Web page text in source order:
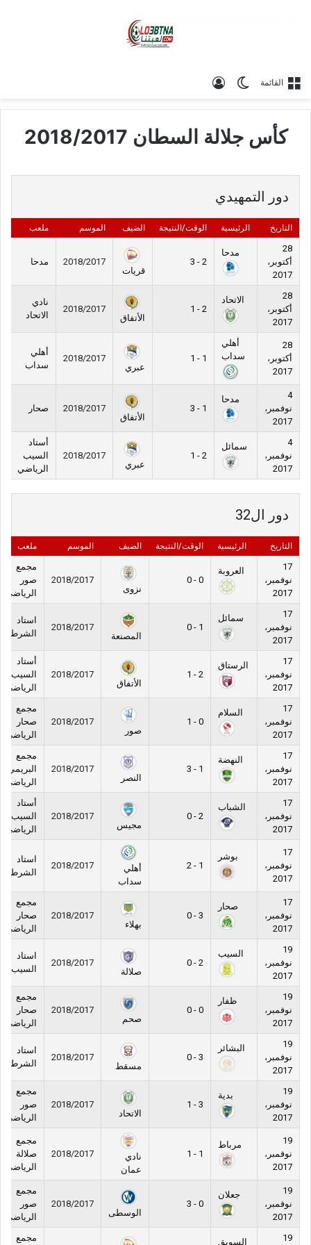
القائمة الوضع المظلم
كأس جلالة السطان 2018/2017
دور التمهيدي
التاريخ الرئيسية الوقت/النتيجة الضيف الموسم ملعب
28
أكتوبر،
2017
مدحا
2 - 3
قريات
2018/2017 مدحا
28
أكتوبر،
2017
الاتحاد
2 - 1
الأتفاق
2018/2017
نادي
الاتحاد
28
أكتوبر،
2017
أهلي
سداب
1 - 1
عبري
2018/2017
أهلي
سداب
4
نوفمبر،
2017
مدحا
1 - 3
الأتفاق
2018/2017 صحار
4
نوفمبر،
2017
سمائل
2 - 1
عبري
2018/2017
أستاد
السيب
الرياضي
دور ال32
التاريخ الرئيسية الوقت/النتيجة الضيف الموسم ملعب
17
نوفمبر،
2017
العروبة
0 - 0
نزوى
2018/2017
مجمع
صور
الرياضي
17
نوفمبر،
2017
سمائل
1 - 0
المصنعة
2018/2017
استاد
الشرطة
17
نوفمبر،
2017
الرستاق
2 - 1
الأتفاق
2018/2017
أستاد
السيب
الرياضي
17
نوفمبر،
2017
السلام
0 - 1
صور
2018/2017
مجمع
صحار
الرياضي
17
نوفمبر،
2017
النهضة
1 - 3
النصر
2018/2017
مجمع
البريمي
الرياضي
17
نوفمبر،
2017
الشباب
2 - 0
مجيس
2018/2017
أستاد
السيب
الرياضي
17
نوفمبر،
2017
بوشر
1 - 2
أهلي
سداب
2018/2017
استاد
الشرطة
17
نوفمبر،
2017
صحار
3 - 0
بهلاء
2018/2017
مجمع
صحار
الرياضي
19
نوفمبر،
2017
السيب
2 - 0
صلالة
2018/2017
استاد
السيب
19
نوفمبر،
2017
ظفار
0 - 0
صحم
2018/2017
مجمع
صحار
الرياضي
19
نوفمبر،
2017
البشائر
3 - 0
مسقط
2018/2017
استاد
الشرطة
19
نوفمبر،
2017
بدية
3 - 1
الاتحاد
2018/2017
مجمع
صور
الرياضي
19
نوفمبر،
2017
مرباط
1 - 1
نادي
عمان
2018/2017
مجمع
صلالة
الرياضي
19
نوفمبر،
2017
جعلان
0 - 3
الوسطى
2018/2017
مجمع
صور
الرياضي
19
السويق مجمع